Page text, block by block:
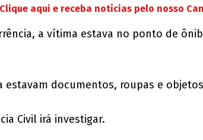
Clique aqui e receba notícias pelo nosso
a vítima estava no ponto de
documentos, roupas e
Civil irá investigar.